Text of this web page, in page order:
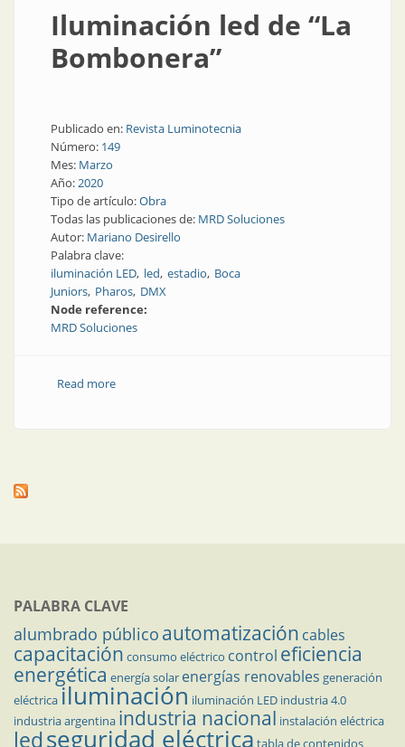
Iluminación led de “La
Bombonera”
Publicado en: Revista Luminotecnia
Número: 149
Mes: Marzo
Año:2020
Tipo de artículo:Obra
Todas las publicaciones de: MRD Soluciones
Autor: Mariano Desirello
Palabra clave:
iluminación LED led estadio Boca
Juniors Pharos DMX
Node reference:
MRD Soluciones
Read moreabout Iluminación led de “La Bombonera”
PALABRA CLAVE
alumbrado público automatización cables
capacitación consumo eléctrico control eficiencia
energética energía solar energías renovables generación
eléctricailuminación iluminación LED industria 4.0
industria argentina industria nacional instalación eléctrica
ledseguridad eléctrica tabla de contenidos